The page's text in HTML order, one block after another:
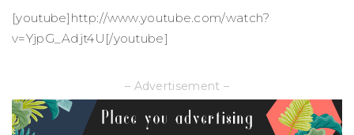
[youtube]http://www.youtube.com/watch?
v=YjpG_Adjt4U[/youtube]
– Advertisement –